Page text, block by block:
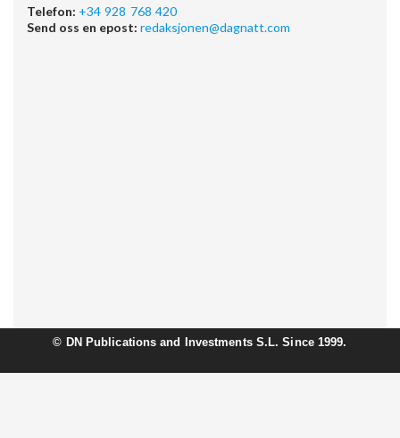
Telefon: +34 928 768 420
Send oss en epost: redaksjonen@dagnatt.com
© DN Publications and Investments S.L. Since 1999.